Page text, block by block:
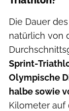
Die Dauer
natürlich von
Sprint-
Olympische
halbe sowie
Kilometer auf